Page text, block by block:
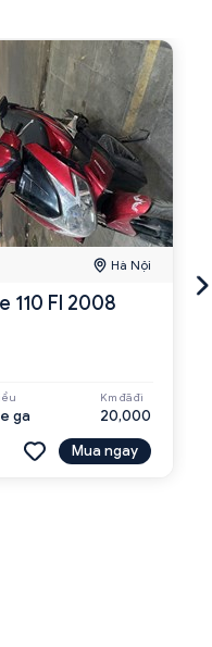
Hà Nội
110 FI 2008
ga
Km đã đi
20,000
Mua ngay